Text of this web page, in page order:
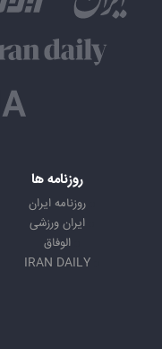
روزنامه ها
روزنامه ایران
ایران ورزشی
الوفاق
IRAN DAILY